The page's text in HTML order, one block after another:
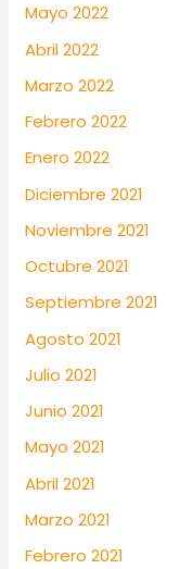
Mayo 2022
Abril 2022
Marzo 2022
Febrero 2022
Enero 2022
Diciembre 2021
Noviembre 2021
Octubre 2021
Septiembre 2021
Agosto 2021
Julio 2021
Junio 2021
Mayo 2021
Abril 2021
Marzo 2021
Febrero 2021